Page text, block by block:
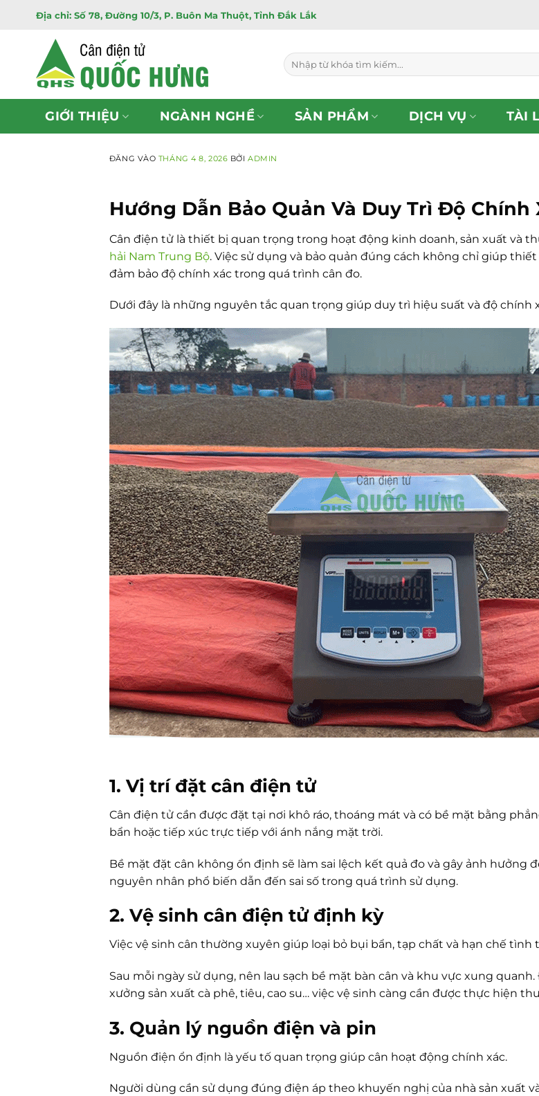
Địa chỉ: Số 78, Đường 10/3, P. Buôn Ma Thuột, Tỉnh Đắk Lắk
Tìm
kiếm:
GIỚI THIỆU NGÀNH NGHỀ SẢN PHẨM DỊCH VỤ TÀI
ĐĂNG VÀO THÁNG 4 8, 2026 BỞIADMIN
Hướng Dẫn Bảo Quản Và Duy Trì Độ Chính
Cân điện tử là thiết bị quan trọng trong hoạt động kinh doanh, sản xuất và
hải Nam Trung Bộ. Việc sử dụng và bảo quản đúng cách không chỉ giúp
đảm bảo độ chính xác trong quá trình cân đo.
Dưới đây là những nguyên tắc quan trọng giúp duy trì hiệu suất và độ chính
1. Vị trí đặt cân điện tử
Cân điện tử cần được đặt tại nơi khô ráo, thoáng mát và có bề mặt bằng
bẩn hoặc tiếp xúc trực tiếp với ánh nắng mặt trời.
Bề mặt đặt cân không ổn định sẽ làm sai lệch kết quả đo và gây ảnh hưởng
nguyên nhân phổ biến dẫn đến sai số trong quá trình sử dụng.
2. Vệ sinh cân điện tử định kỳ
Việc vệ sinh cân thường xuyên giúp loại bỏ bụi bẩn, tạp chất và hạn chế tình
Sau mỗi ngày sử dụng, nên lau sạch bề mặt bàn cân và khu vực xung
xưởng sản xuất cà phê, tiêu, cao su… việc vệ sinh càng cần được thực hiện
3. Quản lý nguồn điện và pin
Nguồn điện ổn định là yếu tố quan trọng giúp cân hoạt động chính xác.
Người dùng cần sử dụng đúng điện áp theo khuyến nghị của nhà sản xuất